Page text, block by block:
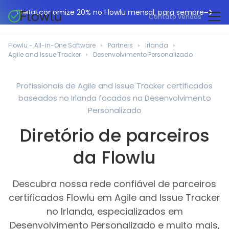
OfertaEconomize 20% no Flowlu mensal, para sempre
Contato vendas
Gestão de projetos
Faturação online
Automação do fluxo de trabalho
Ferramentas de colaboração
Gestão financeira
Base de conhecimento
Agências de marketing
Departamentos de TI
Profissionais jurídicos
Empresas de fabrico
Pequenos negócios
Planeadores de eventos
Central de ajuda
Blogue Flowlu
Guias
Casos de utilização
Ferramentas gratuitas
Português
Flowlu - All-in-One Software Partners
Irlanda
Agile and Issue Tracker
Desenvolvimento Personalizado
Profissionais de Agile and Issue Tracker certificados
baseados no Irlanda focados na Desenvolvimento
Personalizado
Diretório de parceiros
da Flowlu
Descubra nossa rede confiável de parceiros
certificados Flowlu em Agile and Issue Tracker
no Irlanda, especializados em
Desenvolvimento Personalizado e muito mais,